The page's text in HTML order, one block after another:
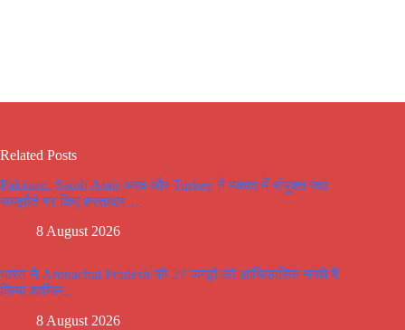
Related Posts
Pakistan, Saudi Arab अरब और Turkey ने मक्का में संयुक्त रक्षा
समझौते पर किए हस्ताक्षर…
8 August 2026
भारत ने Arunachal Pradesh की 27 जगहों को आधिकारिक नक्शे में
किया शामिल..
8 August 2026